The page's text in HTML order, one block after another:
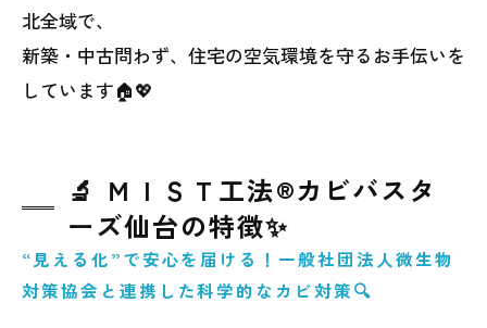
北全域で、
新築・中古問わず、住宅の空気環境を守るお手伝いを
しています🏠💖
🔬 ＭＩＳＴ工法®カビバスタ
ーズ仙台の特徴✨
“見える化”で安心を届ける！一般社団法人微生物
対策協会と連携した科学的なカビ対策🔍